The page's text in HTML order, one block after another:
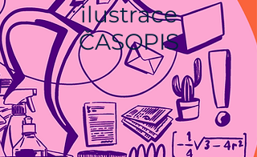
ilustrace
ČASOPIS